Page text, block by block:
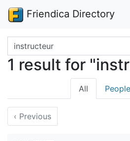
Friendica Directory
Search terms
1 result for
All
‹ Previous